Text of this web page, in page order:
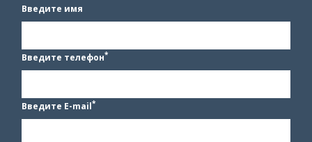
Введите имя
Введите телефон*
Введите E-mail*